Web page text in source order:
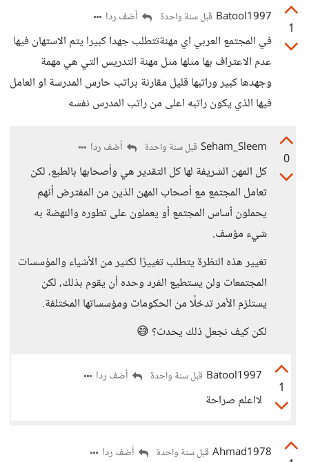
1
Batool1997 قبل سنة واحدة أضف ردا
في المجتمع العربي اي مهنةتتطلب جهدا كبيرا يتم الاستهان فيها
عدم الاعتراف بها مثلها مثل مهنة التدريس التي هي مهمة
وجهدها كبير وراتبها قليل مقارنة براتب حارس المدرسة او العامل
فيها الذي يكون راتبه اعلى من راتب المدرس نفسه
0
Seham_Sleem قبل سنة واحدة أضف ردا
كل المهن الشريفة لها كل التقدير هي وأصحابها بالطبع، لكن
تعامل المجتمع مع أصحاب المهن الذين من المفترض أنهم
يحملون أساس المجتمع أو يعملون على تطوره والنهضة به
شيء مؤسف.
تغيير هذه النظرة يتطلب تغييرًا لكثير من الأشياء والمؤسسات
المجتمعات ولن يستطيع الفرد وحده أن يقوم بذلك، لكن
يستلزم الأمر تدخلًا من الحكومات ومؤسساتها المختلفة.
لكن كيف نجعل ذلك يحدث؟ 😅
1
Batool1997 قبل سنة واحدة أضف ردا
لااعلم صراحة
Ahmad1978 قبل سنة واحدة أضف ردا